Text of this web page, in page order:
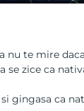
nu te mire
se zice ca
gingasa ca